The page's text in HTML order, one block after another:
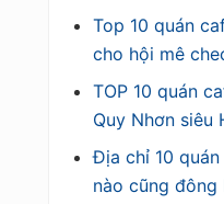
Top 10 quán
cho hội mê
TOP 10 quán
Quy Nhơn siêu
Địa chỉ 10
nào cũng đông